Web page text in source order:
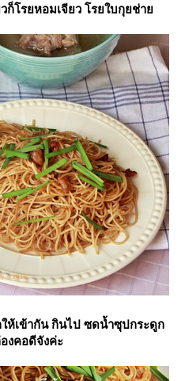
ก็โรยหอมเจียว โรยใบกุยช่า
ห้เข้ากัน กินไป ซดน้ำซุปกระดูก
งคอดีจังค่ะ